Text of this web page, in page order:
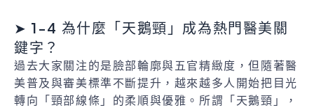
➤ 1-4 為什麼「天鵝頸」成為熱門醫美關
鍵字？
過去大家關注的是臉部輪廓與五官精緻度，但隨著醫
美普及與審美標準不斷提升，越來越多人開始把目光
轉向「頸部線條」的柔順與優雅。所謂「天鵝頸」，